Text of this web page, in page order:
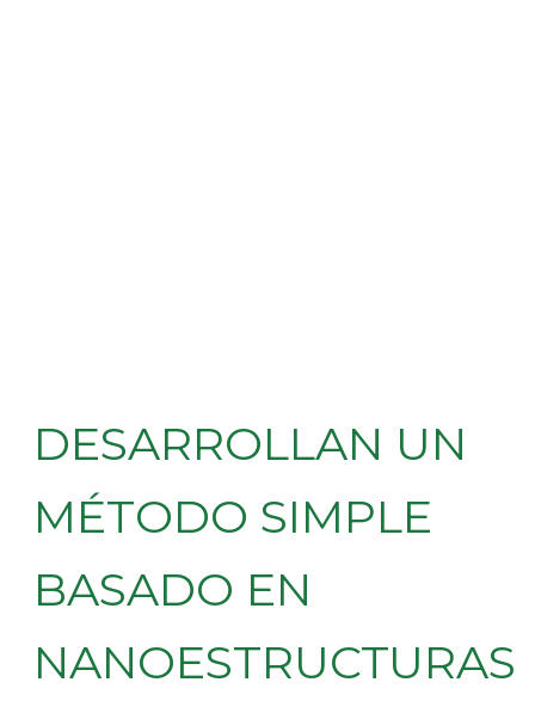
DESARROLLAN UN
MÉTODO SIMPLE
BASADO EN
NANOESTRUCTURAS